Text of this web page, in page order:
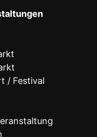
/ Festival